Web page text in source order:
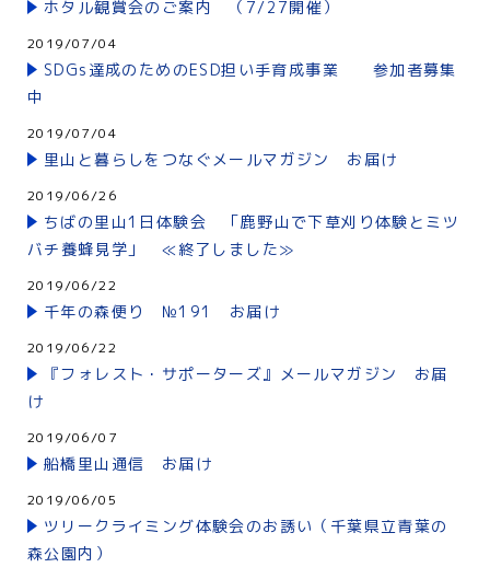
ホタル観賞会のご案内 （7/27開催）
2019/07/04
SDGs達成のためのESD担い手育成事業 参加者募集
中
2019/07/04
里山と暮らしをつなぐメールマガジン お届け
2019/06/26
ちばの里山1日体験会 「鹿野山で下草刈り体験とミツ
バチ養蜂見学」 ≪終了しました≫
2019/06/22
千年の森便り №191 お届け
2019/06/22
『フォレスト・サポーターズ』メールマガジン お届
け
2019/06/07
船橋里山通信 お届け
2019/06/05
ツリークライミング体験会のお誘い（千葉県立青葉の
森公園内）